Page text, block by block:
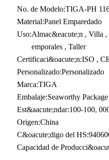
No. de Modelo:TIGA-PH
Material:Panel Emparedado
Uso:Almac&eacute;n , Villa
emporales , Taller
Certificaci&oacute;n:ISO ,
Personalizado:Personalizado
Marca:TIGA
Embalaje:Seaworthy Package
Est&aacute;ndar:100-100,
Origen:China
C&oacute;digo del HS:
Capacidad de